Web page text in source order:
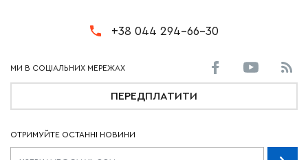
+38 044 294-66-30
ПЕРЕДПЛАТИТИ
ОТРИМУЙТЕ ОСТАННІ НОВИНИ